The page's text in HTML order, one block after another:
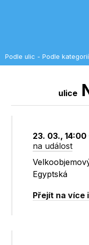
Podle ulic - Podle kategorií
ulice
23. 03., 14:00
na událost
Egyptská
Přejít na více